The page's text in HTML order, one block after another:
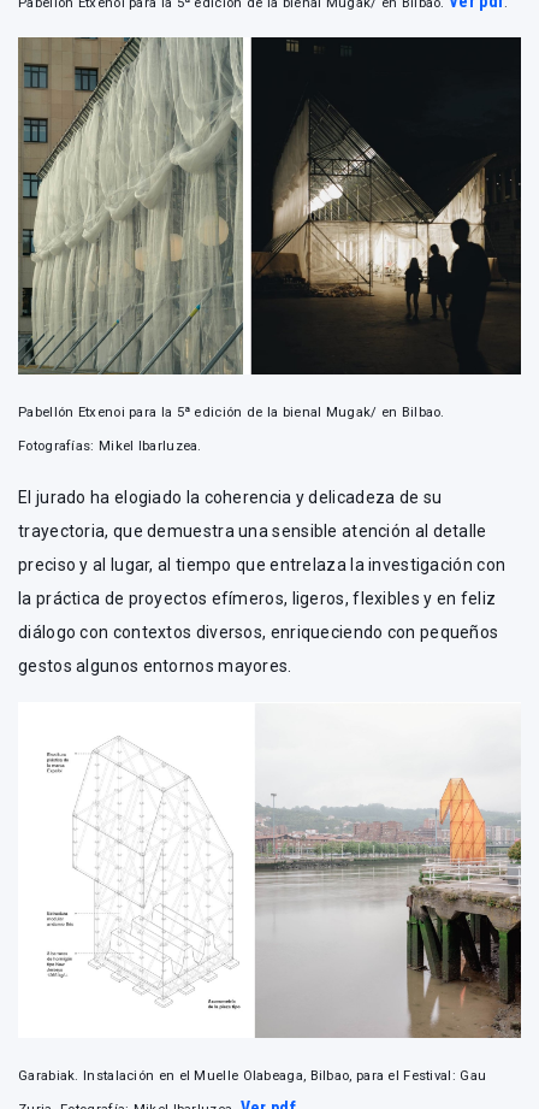
Pabellón Etxenoi para la 5ª edición de la bienal Mugak/ en Bilbao.
Fotografías: Mikel Ibarluzea.
El jurado ha elogiado la coherencia y delicadeza de su
trayectoria, que demuestra una sensible atención al detalle
preciso y al lugar, al tiempo que entrelaza la investigación con
la práctica de proyectos efímeros, ligeros, flexibles y en feliz
diálogo con contextos diversos, enriqueciendo con pequeños
gestos algunos entornos mayores.
Garabiak. Instalación en el Muelle Olabeaga, Bilbao, para el Festival: Gau